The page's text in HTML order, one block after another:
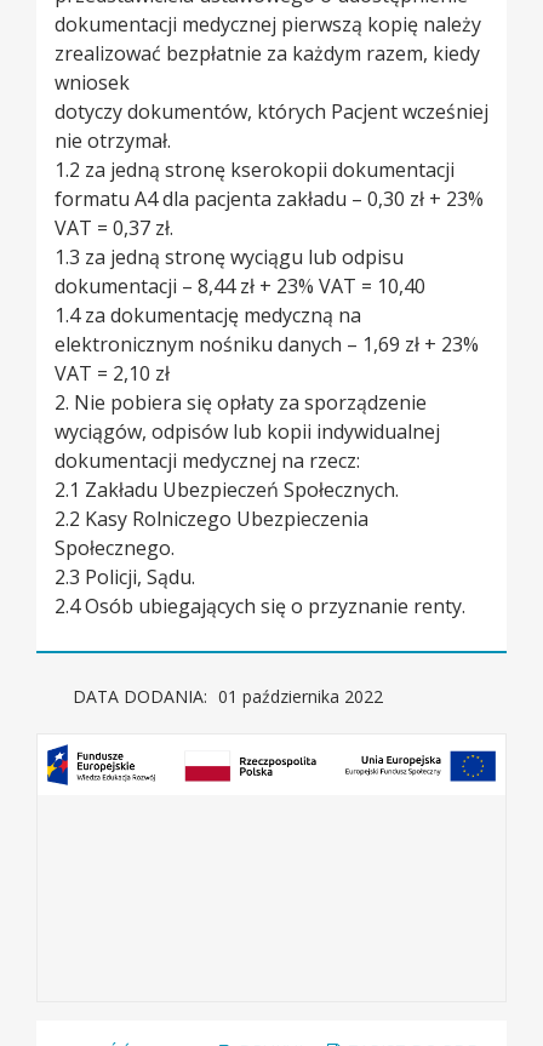
dokumentacji medycznej pierwszą kopię należy
zrealizować bezpłatnie za każdym razem, kiedy
wniosek
dotyczy dokumentów, których Pacjent wcześniej
nie otrzymał.
1.2 za jedną stronę kserokopii dokumentacji
formatu A4 dla pacjenta zakładu – 0,30 zł + 23%
VAT = 0,37 zł.
1.3 za jedną stronę wyciągu lub odpisu
dokumentacji – 8,44 zł + 23% VAT = 10,40
1.4 za dokumentację medyczną na
elektronicznym nośniku danych – 1,69 zł + 23%
VAT = 2,10 zł
2. Nie pobiera się opłaty za sporządzenie
wyciągów, odpisów lub kopii indywidualnej
dokumentacji medycznej na rzecz:
2.1 Zakładu Ubezpieczeń Społecznych.
2.2 Kasy Rolniczego Ubezpieczenia
Społecznego.
2.3 Policji, Sądu.
2.4 Osób ubiegających się o przyznanie renty.
DATA DODANIA: 01 października 2022